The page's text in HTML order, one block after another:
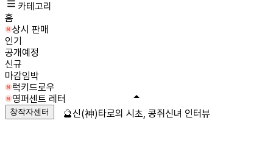
카테고리
홈
상시 판매
인기
공개예정
신규
마감임박
럭키드로우
영퍼센트 레터
창작자센터 🔮신(神)타로의 시초, 콩쥐신녀 인터뷰